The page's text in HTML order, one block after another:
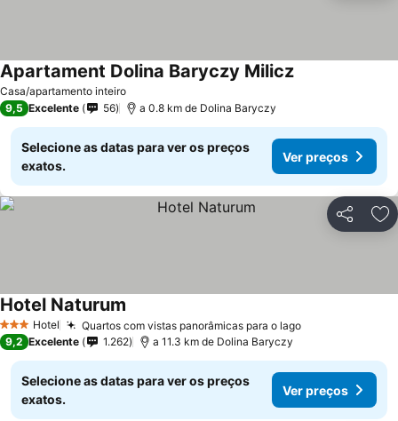
Casa/apartamento inteiro
Apartament Dolina Baryczy Milicz
9,5 Excelente 56 a 0.8 km de Dolina Baryczy
Selecione as datas para ver os preços
exatos.
Ver preços
Partilhar
3 EstrelasHotel Quartos com vistas panorâmicas para o lago
Hotel Naturum
9,2 Excelente 1.262 a 11.3 km de Dolina Baryczy
Selecione as datas para ver os preços
exatos.
Ver preços